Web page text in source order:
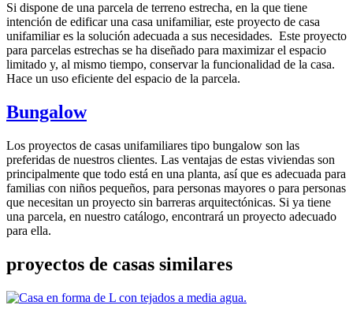
Si dispone de una parcela de terreno estrecha, en la que tiene
intención de edificar una casa unifamiliar, este proyecto de casa
unifamiliar es la solución adecuada a sus necesidades. Este proyecto
para parcelas estrechas se ha diseñado para maximizar el espacio
limitado y, al mismo tiempo, conservar la funcionalidad de la casa.
Hace un uso eficiente del espacio de la parcela.
Bungalow
Los proyectos de casas unifamiliares tipo bungalow son las
preferidas de nuestros clientes. Las ventajas de estas viviendas son
principalmente que todo está en una planta, así que es adecuada para
familias con niños pequeños, para personas mayores o para personas
que necesitan un proyecto sin barreras arquitectónicas. Si ya tiene
una parcela, en nuestro catálogo, encontrará un proyecto adecuado
para ella.
proyectos de casas similares